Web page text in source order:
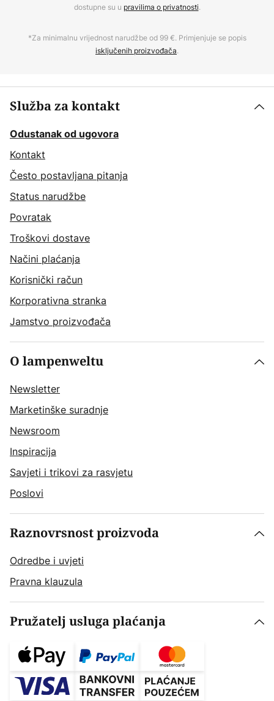
dostupne su u pravilima o privatnosti.
*Za minimalnu vrijednost narudžbe od 99 €. Primjenjuje se popis
isključenih proizvođača.
Služba za kontakt
Odustanak od ugovora
Kontakt
Često postavljana pitanja
Status narudžbe
Povratak
Troškovi dostave
Načini plaćanja
Korisnički račun
Korporativna stranka
Jamstvo proizvođača
O lampenweltu
Newsletter
Marketinške suradnje
Newsroom
Inspiracija
Savjeti i trikovi za rasvjetu
Poslovi
Raznovrsnost proizvoda
Odredbe i uvjeti
Pravna klauzula
Pružatelj usluga plaćanja